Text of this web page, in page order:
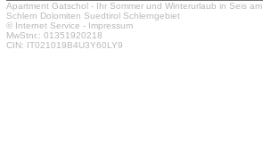
Apartment Gatschol - Ihr Sommer und Winterurlaub in Seis am
Schlern Dolomiten Suedtirol Schlerngebiet
© Internet Service - Impressum
MwStnr.: 01351920218
CIN: IT021019B4U3Y60LY9